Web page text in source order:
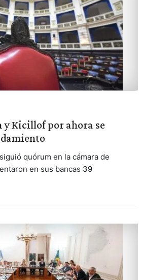
y Kicillof por ahora se
quórum en la cámara de
en sus bancas 39